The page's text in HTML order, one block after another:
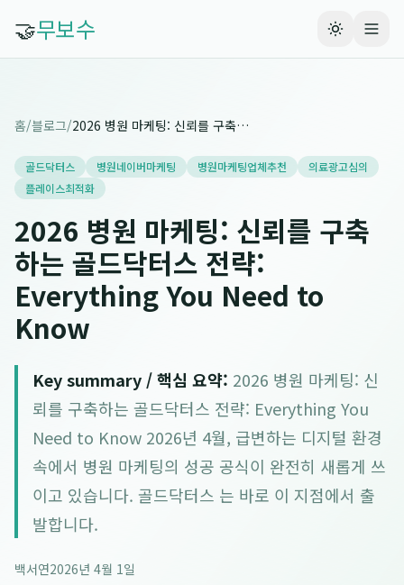
🤝무보수
홈/블로그/ 2026 병원 마케팅: 신뢰를 구축하는 골드닥터스 전략: Everything You Need to Know
골드닥터스 병원네이버마케팅 병원마케팅업체추천
의료광고심의
플레이스최적화
2026 병원 마케팅: 신뢰를 구축
하는 골드닥터스 전략:
Everything You Need to
Know
Key summary / 핵심 요약: 2026 병원 마케팅: 신
뢰를 구축하는 골드닥터스 전략: Everything You
Need to Know 2026년 4월, 급변하는 디지털 환경
속에서 병원 마케팅의 성공 공식이 완전히 새롭게 쓰
이고 있습니다. 골드닥터스 는 바로 이 지점에서 출
발합니다.
백서연2026년 4월 1일